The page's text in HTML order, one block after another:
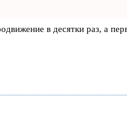
в десятки раз, а